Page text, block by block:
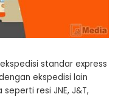
standar express
ekspedisi lain
resi JNE, J&T,